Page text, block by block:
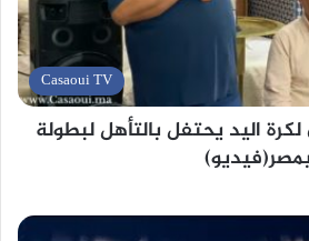
Casaoui TV
اليد يحتفل بالتأهل لبطولة